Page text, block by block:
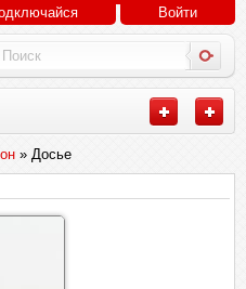
Войти
» Досье